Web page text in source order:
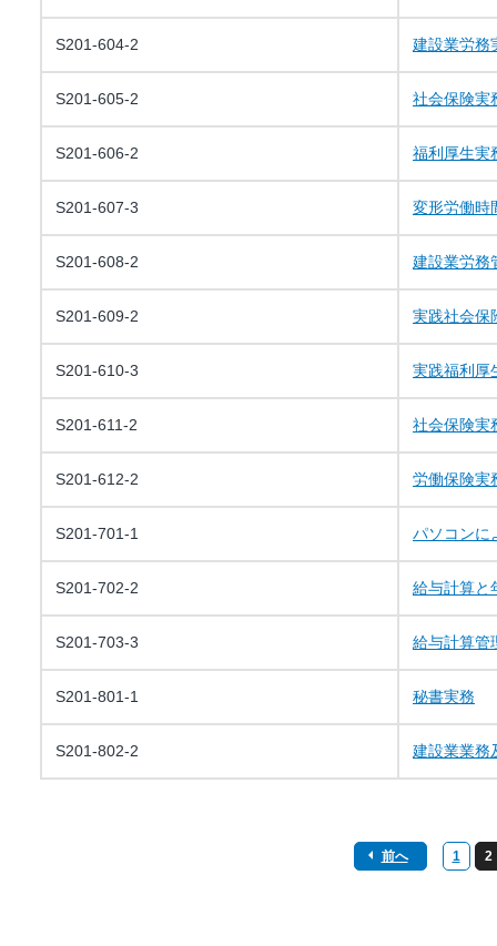
S201-604-2 建設業労務
S201-605-2 社会保険実
S201-606-2 福利厚生実
S201-607-3 変形労働時
S201-608-2 建設業労務
S201-609-2 実践社会保
S201-610-3 実践福利厚
S201-611-2 社会保険実
S201-612-2 労働保険実
S201-701-1 パソコンに
S201-702-2 給与計算と
S201-703-3 給与計算管
S201-801-1 秘書実務
S201-802-2 建設業業務
前へ 1 2